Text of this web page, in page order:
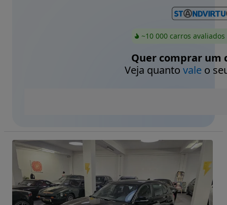
~10 000 carros
Quer comprar um
Veja quanto valeo